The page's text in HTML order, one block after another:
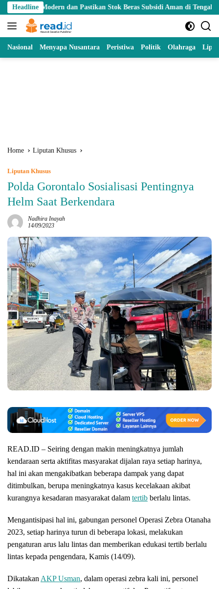
Skip
to
content
Headline
dan Pastikan Stok Beras Subsidi Aman di Tengah Musim Kemarau
Nasional Menyapa Nusantara Peristiwa Politik Olahraga
Home Liputan Khusus
Liputan Khusus
Polda Gorontalo Sosialisasi Pentingnya
Helm Saat Berkendara
Nadhira Inayah
14/09/2023
READ.ID – Seiring dengan makin meningkatnya jumlah
kendaraan serta aktifitas masyarakat dijalan raya setiap harinya,
hal ini akan mengakibatkan beberapa dampak yang dapat
ditimbulkan, berupa meningkatnya kasus kecelakaan akibat
kurangnya kesadaran masyarakat dalam tertib berlalu lintas.
Mengantisipasi hal ini, gabungan personel Operasi Zebra Otanaha
2023, setiap harinya turun di beberapa lokasi, melakukan
pengaturan arus lalu lintas dan memberikan edukasi tertib berlalu
lintas kepada pengendara, Kamis (14/09).
Dikatakan AKP Usman, dalam operasi zebra kali ini, personel